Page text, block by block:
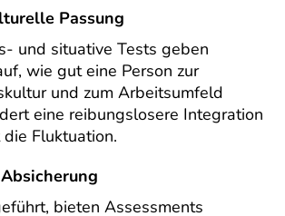
Passung
und situative Tests geben
wie gut eine Person zur
und zum Arbeitsumfeld
eine reibungslosere Integration
Fluktuation.
bieten Assessments